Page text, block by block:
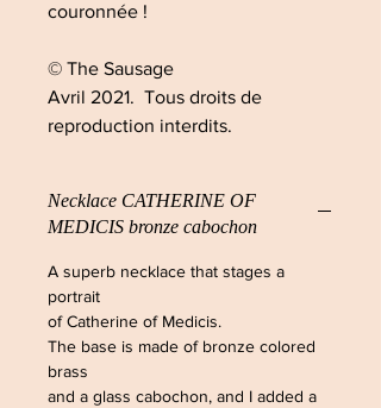
couronnée !
© The Sausage
Avril 2021. Tous droits de
reproduction interdits.
Necklace CATHERINE OF
MEDICIS bronze cabochon
A superb necklace that stages a
portrait
of Catherine of Medicis.
The base is made of bronze colored
brass
and a glass cabochon, and I added a